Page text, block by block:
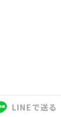
LINEで送る